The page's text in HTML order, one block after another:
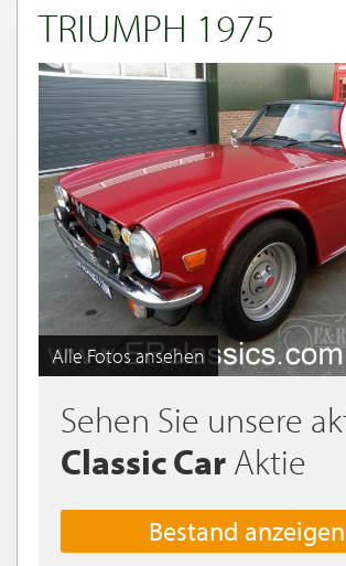
TRIUMPH 1975
Alle Fotos ansehen
Sehen Sie unsere
Classic Car Aktie
Bestand anzeigen